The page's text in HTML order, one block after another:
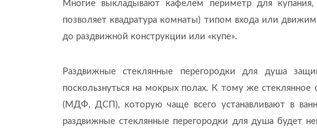
Многие выкладывают кафелем периметр для
позволяет квадратура комнаты) типом входа или
до раздвижной конструкции или «купе».
Раздвижные стеклянные перегородки для душа
поскользнуться на мокрых полах. К тому же
(МДФ, ДСП), которую чаще всего устанавливают в
раздвижные стеклянные перегородки для душа будет